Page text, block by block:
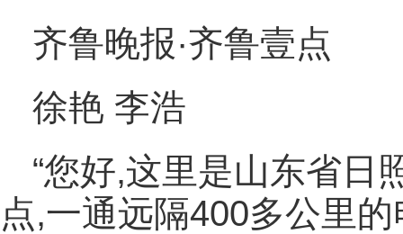
齐鲁晚报·齐鲁壹点
徐艳 李浩
“您好,这里是山东省
点,一通远隔400多公里